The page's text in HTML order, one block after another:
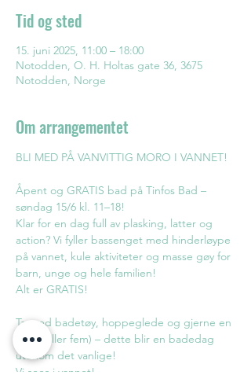
Tid og sted
15. juni 2025, 11:00 – 18:00
Notodden, O. H. Holtas gate 36, 3675
Notodden, Norge
Om arrangementet
BLI MED PÅ VANVITTIG MORO I VANNET!
Åpent og GRATIS bad på Tinfos Bad –
søndag 15/6 kl. 11–18!
Klar for en dag full av plasking, latter og
action? Vi fyller bassenget med hinderløype
på vannet, kule aktiviteter og masse gøy for
barn, unge og hele familien!
Alt er GRATIS!
Ta med badetøy, hoppeglede og gjerne en
venn (eller fem) – dette blir en badedag
utenom det vanlige!
Vi sees i vannet!